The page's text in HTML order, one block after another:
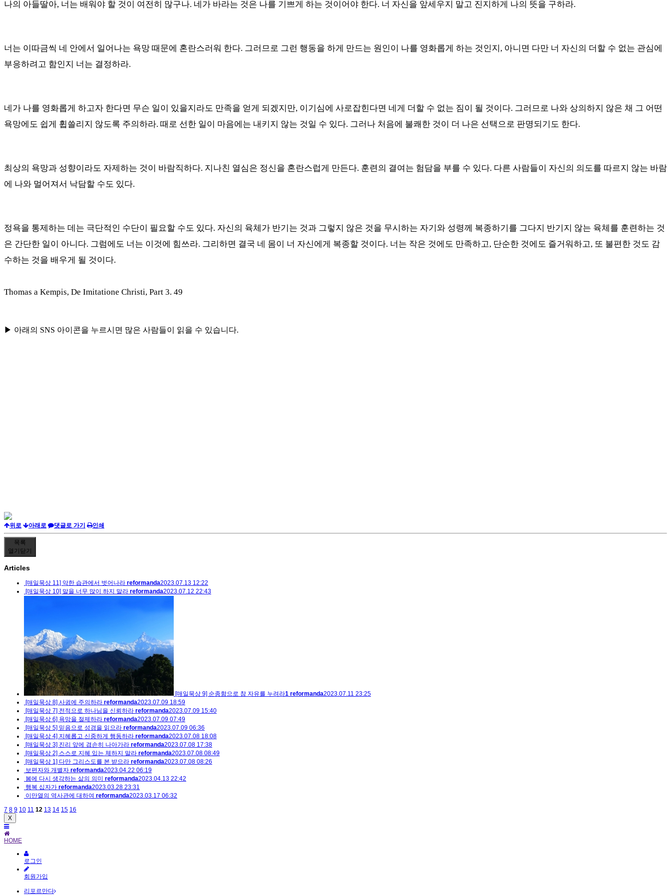
나의 아들딸아, 너는 배워야 할 것이 여전히 많구나. 네가 바라는 것은 나를 기쁘게 하는 것이어야 한다. 너 자신을 앞세우지 말고 진지하게 나의 뜻을 구하라.
너는 이따금씩 네 안에서 일어나는 욕망 때문에 혼란스러워 한다. 그러므로 그런 행동을 하게 만드는 원인이 나를 영화롭게 하는 것인지 , 아니면 다만 너 자신의 더할 수 없는 관심에
부응하려고 함인지 너는 결정하라.
네가 나를 영화롭게 하고자 한다면 무슨 일이 있을지라도 만족을 얻게 되겠지만, 이기심에 사로잡힌다면 네게 더할 수 없는 짐이 될 것이다. 그러므로 나와 상의하지 않은 채 그 어떤
욕망에도 쉽게 휩쓸리지 않도록 주의하라. 때로 선한 일이 마음에는 내키지 않는 것일 수 있다. 그러나 처음에 불쾌한 것이 더 나은 선택으로 판명되기도 한다.
최상의 욕망과 성향이라도 자제하는 것이 바람직하다. 지나친 열심은 정신을 혼란스럽게 만든다. 훈련의 결여는 험담을 부를 수 있다. 다른 사람들이 자신의 의도를 따르지 않는 바람
에 나와 멀어져서 낙담할 수도 있다.
정욕을 통제하는 데는 극단적인 수단이 필요할 수도 있다. 자신의 육체가 반기는 것과 그렇지 않은 것을 무시하는 자기와 성령께 복종하기를 그다지 반기지 않는 육체를 훈련하는 것
은 간단한 일이 아니다. 그럼에도 너는 이것에 힘쓰라. 그리하면 결국 네 몸이 너 자신에게 복종할 것이다. 너는 작은 것에도 만족하고, 단순한 것에도 즐거워하고, 또 불편한 것도 감
수하는 것을 배우게 될 것이다.
Thomas a Kempis, De Imitatione Christi, Part 3. 49
▶ 아래의 SNS 아이콘을 누르시면 많은 사람들이 읽을 수 있습니다.
위로 아래로 댓글로 가기 인쇄
목록
열기 닫기
Articles
[매일묵상 11] 악한 습관에서 벗어나라 reformanda2023.07.13 12:22
[매일묵상 10] 말을 너무 많이 하지 말라 reformanda2023.07.12 22:43
[매일묵상 9] 순종함으로 참 자유를 누려라1 reformanda2023.07.11 23:25
[매일묵상 8] 사귐에 주의하라 reformanda2023.07.09 18:59
[매일묵상 7] 전적으로 하나님을 신뢰하라 reformanda2023.07.09 15:40
[매일묵상 6] 욕망을 절제하라 reformanda2023.07.09 07:49
[매일묵상 5] 믿음으로 성경을 읽으라 reformanda2023.07.09 06:36
[매일묵상 4] 지혜롭고 신중하게 행동하라 reformanda2023.07.08 18:08
[매일묵상 3] 진리 앞에 겸손히 나아가라 reformanda2023.07.08 17:38
[매일묵상 2] 스스로 지혜 있는 체하지 말라 reformanda2023.07.08 08:49
[매일묵상 1] 다만 그리스도를 본 받으라 reformanda2023.07.08 08:26
보편자와 개별자 reformanda2023.04.22 06:19
봄에 다시 생각하는 삶의 의미 reformanda2023.04.13 22:42
행복 십자가 reformanda2023.03.28 23:31
이만열의 역사관에 대하여 reformanda2023.03.17 06:32
7 8 9 10 11 12 13 14 15 16
X
HOME
로그인
회원가입
리포르만다